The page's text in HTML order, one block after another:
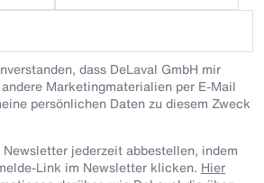
dass DeLaval GmbH mir
Marketingmaterialien per E-Mail
persönlichen Daten zu diesem Zweck
Newsletter jederzeit abbestellen, indem
Link im Newsletter klicken. Hier